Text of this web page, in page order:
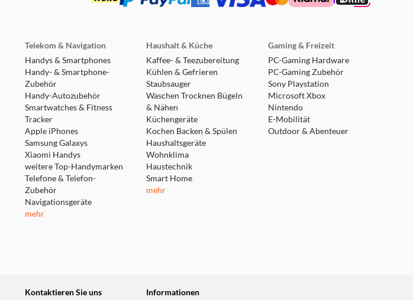
Telekom & Navigation
Handys & Smartphones
Handy- & Smartphone-
Zubehör
Handy-Autozubehör
Smartwatches & Fitness
Tracker
Apple iPhones
Samsung Galaxys
Xiaomi Handys
weitere Top-Handymarken
Telefone & Telefon-
Zubehör
Navigationsgeräte
mehr
Haushalt & Küche
Kaffee- & Teezubereitung
Kühlen & Gefrieren
Staubsauger
Waschen Trocknen Bügeln
& Nähen
Küchengeräte
Kochen Backen & Spülen
Haushaltsgeräte
Wohnklima
Haustechnik
Smart Home
mehr
Gaming & Freizeit
PC-Gaming Hardware
PC-Gaming Zubehör
Sony Playstation
Microsoft Xbox
Nintendo
E-Mobilität
Outdoor & Abenteuer
Kontaktieren Sie uns
Informationen